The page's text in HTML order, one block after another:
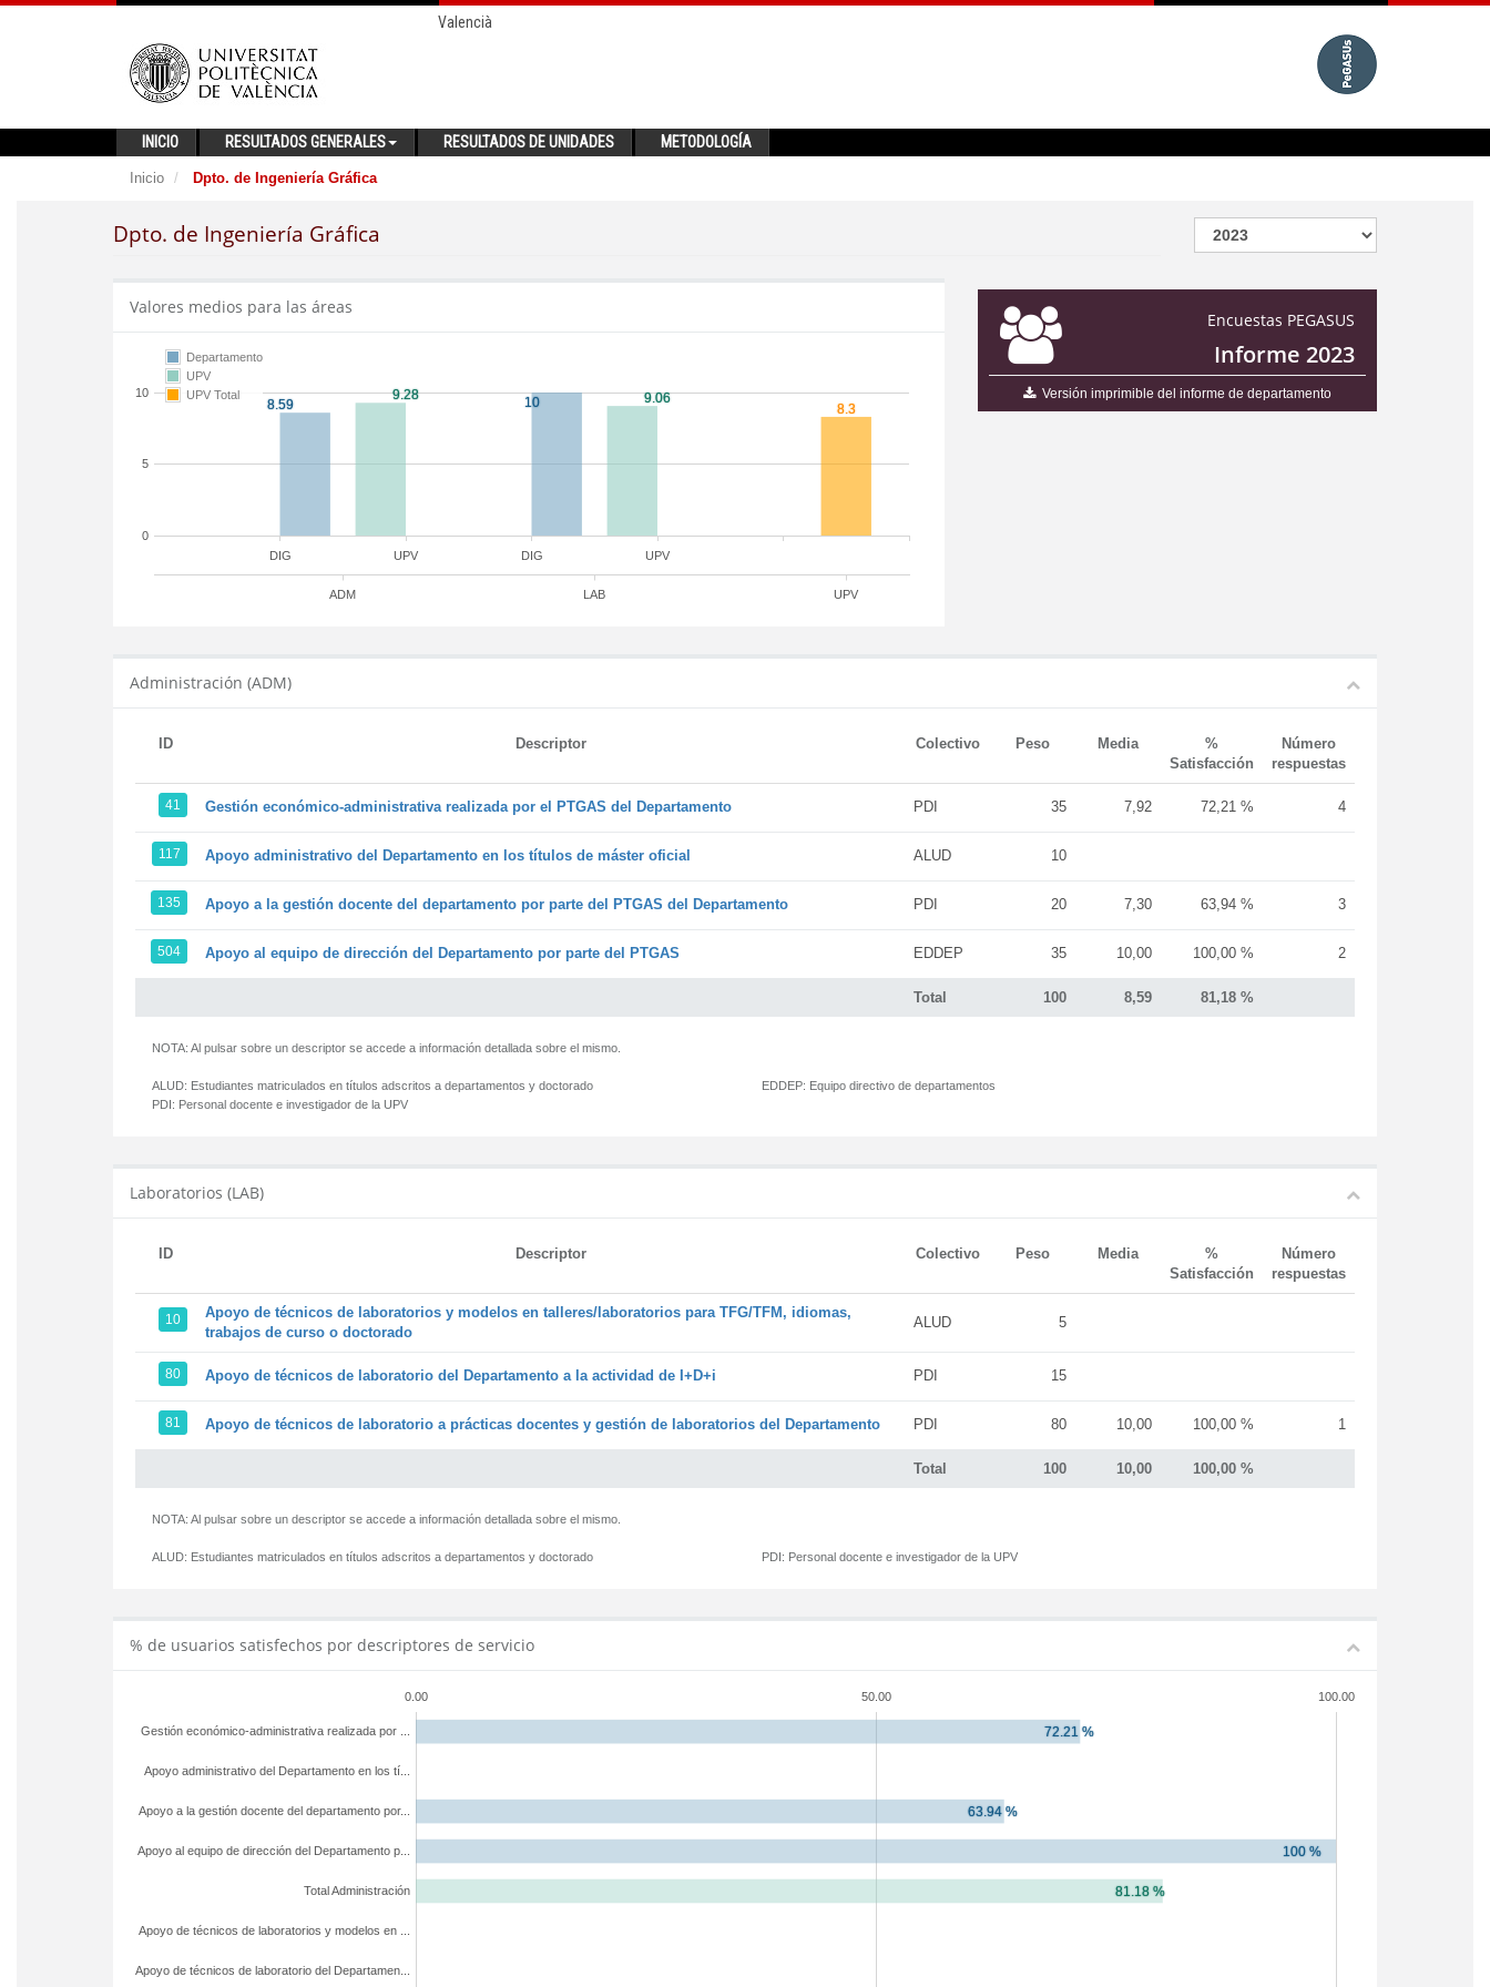
Valencià
INICIO RESULTADOS GENERALES RESULTADOS DE UNIDADES METODOLOGÍA
Inicio Dpto. de Ingeniería Gráfica
Dpto. de Ingeniería Gráfica
Encuestas PEGASUS
Informe 2023
Versión imprimible del informe de departamento
Valores medios para las áreas
DIG DIG
UPV UPV
ADM LAB UPV
0
5
10
Departamento
UPV
UPV Total
Administración (ADM)
ID Descriptor Colectivo Peso Media
%
Satisfacción
Número
respuestas
Total 100 8,59 81,18 %
41 Gestión económico-administrativa realizada por el PTGAS del Departamento PDI 35 7,92 72,21 % 4
117 Apoyo administrativo del Departamento en los títulos de máster oficial ALUD 10
135 Apoyo a la gestión docente del departamento por parte del PTGAS del Departamento PDI 20 7,30 63,94 % 3
504 Apoyo al equipo de dirección del Departamento por parte del PTGAS EDDEP 35 10,00 100,00 % 2
NOTA: Al pulsar sobre un descriptor se accede a información detallada sobre el mismo.
ALUD: Estudiantes matriculados en títulos adscritos a departamentos y doctorado
PDI: Personal docente e investigador de la UPV
EDDEP: Equipo directivo de departamentos
Laboratorios (LAB)
ID Descriptor Colectivo Peso Media
%
Satisfacción
Número
respuestas
Total 100 10,00 100,00 %
10
Apoyo de técnicos de laboratorios y modelos en talleres/laboratorios para TFG/TFM, idiomas,
trabajos de curso o doctorado
ALUD 5
80 Apoyo de técnicos de laboratorio del Departamento a la actividad de I+D+i PDI 15
81 Apoyo de técnicos de laboratorio a prácticas docentes y gestión de laboratorios del Departamento PDI 80 10,00 100,00 % 1
NOTA: Al pulsar sobre un descriptor se accede a información detallada sobre el mismo.
ALUD: Estudiantes matriculados en títulos adscritos a departamentos y doctorado PDI: Personal docente e investigador de la UPV
% de usuarios satisfechos por descriptores de servicio
0.00 50.00 100.00
Apoyo de técnicos de laboratorio del Departamen...
Apoyo de técnicos de laboratorios y modelos en ...
Total Administración
Apoyo al equipo de dirección del Departamento p...
Apoyo a la gestión docente del departamento por...
Apoyo administrativo del Departamento en los tí...
Gestión económico-administrativa realizada por ...